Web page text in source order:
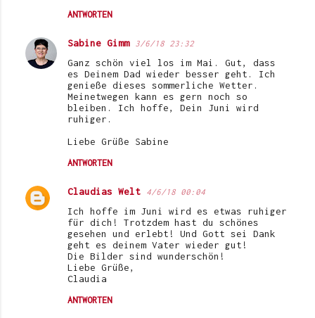
ANTWORTEN
Sabine Gimm 3/6/18 23:32
Ganz schön viel los im Mai. Gut, dass
es Deinem Dad wieder besser geht. Ich
genieße dieses sommerliche Wetter.
Meinetwegen kann es gern noch so
bleiben. Ich hoffe, Dein Juni wird
ruhiger.
Liebe Grüße Sabine
ANTWORTEN
Claudias Welt 4/6/18 00:04
Ich hoffe im Juni wird es etwas ruhiger
für dich! Trotzdem hast du schönes
gesehen und erlebt! Und Gott sei Dank
geht es deinem Vater wieder gut!
Die Bilder sind wunderschön!
Liebe Grüße,
Claudia
ANTWORTEN